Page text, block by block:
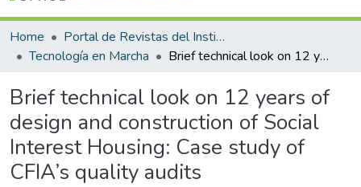
Home
Portal de Revistas del Instituto Tecnológico de Costa Rica
Tecnología en Marcha
Brief technical look on 12 years of design and construction of Social Interest Housing: Case study of CFIA’s quality audits
Brief technical look on 12 years of
design and construction of Social
Interest Housing: Case study of
CFIA’s quality audits